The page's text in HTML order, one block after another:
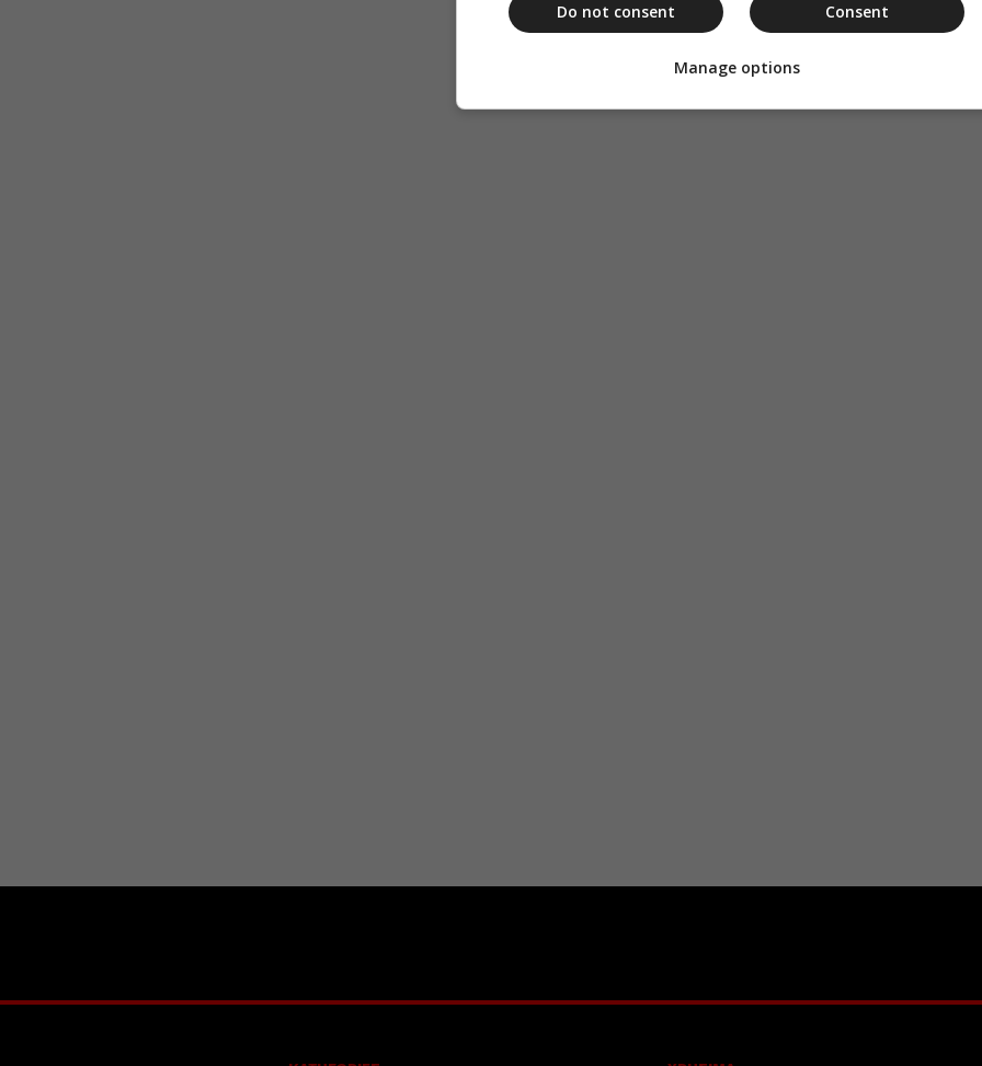
Consent
Do not consent
Manage options